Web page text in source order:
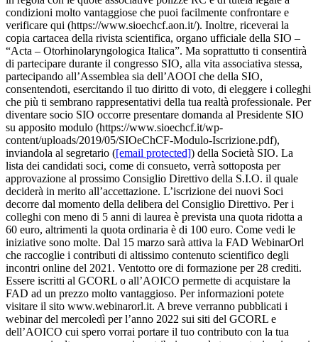
condizioni molto vantaggiose che puoi facilmente confrontare e
verificare qui (https://www.sioechcf.aon.it/). Inoltre, riceverai la
copia cartacea della rivista scientifica, organo ufficiale della SIO –
“Acta – Otorhinolaryngologica Italica”. Ma soprattutto ti consentirà
di partecipare durante il congresso SIO, alla vita associativa stessa,
partecipando all’Assemblea sia dell’AOOI che della SIO,
consentendoti, esercitando il tuo diritto di voto, di eleggere i colleghi
che più ti sembrano rappresentativi della tua realtà professionale. Per
diventare socio SIO occorre presentare domanda al Presidente SIO
su apposito modulo (https://www.sioechcf.it/wp-
content/uploads/2019/05/SIOeChCF-Modulo-Iscrizione.pdf),
inviandola al segretario ([email protected]) della Società SIO. La
lista dei candidati soci, come di consueto, verrà sottoposta per
approvazione al prossimo Consiglio Direttivo della S.I.O. il quale
deciderà in merito all’accettazione. L’iscrizione dei nuovi Soci
decorre dal momento della delibera del Consiglio Direttivo. Per i
colleghi con meno di 5 anni di laurea è prevista una quota ridotta a
60 euro, altrimenti la quota ordinaria è di 100 euro. Come vedi le
iniziative sono molte. Dal 15 marzo sarà attiva la FAD WebinarOrl
che raccoglie i contributi di altissimo contenuto scientifico degli
incontri online del 2021. Ventotto ore di formazione per 28 crediti.
Essere iscritti al GCORL o all’AOICO permette di acquistare la
FAD ad un prezzo molto vantaggioso. Per informazioni potete
visitare il sito www.webinarorl.it. A breve verranno pubblicati i
webinar del mercoledì per l’anno 2022 sui siti del GCORL e
dell’AOICO cui spero vorrai portare il tuo contributo con la tua